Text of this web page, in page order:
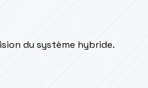
du système hybride.